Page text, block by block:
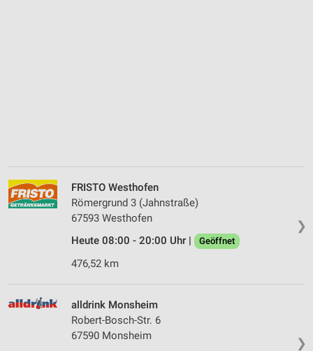
❯
FRISTO Westhofen
Römergrund 3 (Jahnstraße)
67593 Westhofen
Heute 08:00 - 20:00 Uhr |
Geöffnet
476,52 km
❯
alldrink Monsheim
Robert-Bosch-Str. 6
67590 Monsheim